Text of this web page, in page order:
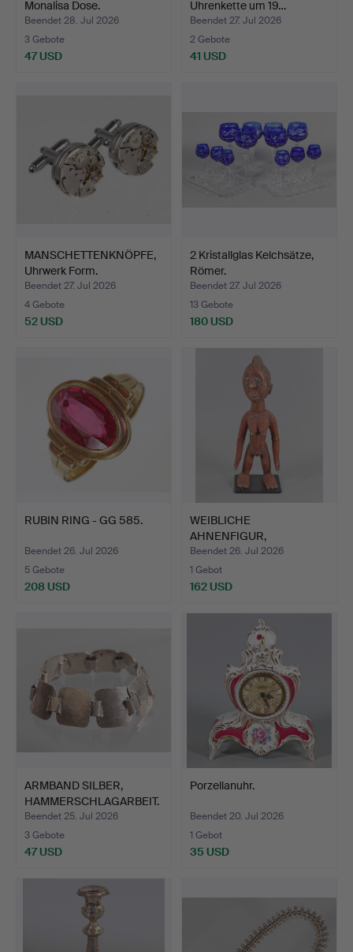
Monalisa Dose.
Beendet 28. Jul 2026
3 Gebote
47 USD
Uhrenkette um 19…
Beendet 27. Jul 2026
2 Gebote
41 USD
MANSCHETTENKNÖPFE,
Uhrwerk Form.
Beendet 27. Jul 2026
4 Gebote
52 USD
2 Kristallglas Kelchsätze,
Römer.
Beendet 27. Jul 2026
13 Gebote
180 USD
RUBIN RING - GG 585.
Beendet 26. Jul 2026
5 Gebote
208 USD
WEIBLICHE
AHNENFIGUR,
Elfenbeinküste.
Beendet 26. Jul 2026
1 Gebot
162 USD
ARMBAND SILBER,
HAMMERSCHLAGARBEIT.
Beendet 25. Jul 2026
3 Gebote
47 USD
Porzellanuhr.
Beendet 20. Jul 2026
1 Gebot
35 USD